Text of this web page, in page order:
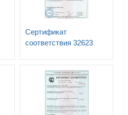
Сертификат
соответствия 32623
ГАССТЕНД